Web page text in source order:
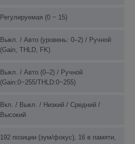
Регулируемая (0 ~ 15)
Выкл. / Авто (уровень: 0–2) / Ручной
(Gain, THLD, FK)
Выкл. / Авто (0–2) / Ручной
(Gain:0~255/THLD:0~255)
Вкл. / Выкл. / Низкий / Средний /
Высокий
192 позиции (зум/фокус), 16 в памяти,